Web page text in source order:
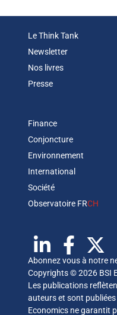
Le Think Tank
Newsletter
Nos livres
Presse
Finance
Conjoncture
Environnement
International
Société
Observatoire FRCH
Abonnez vous à notre
Copyrights © 2026 BSI
Les publications
auteurs et sont
Economics ne garantit